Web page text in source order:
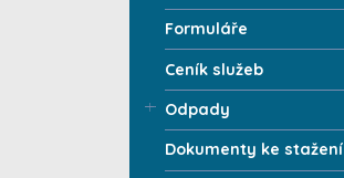
Formuláře
Ceník služeb
Odpady
Dokumenty ke stažení